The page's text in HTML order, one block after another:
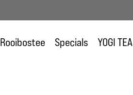
Rooibostee Specials YOGI TEA